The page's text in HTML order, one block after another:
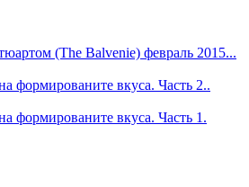
(The Balvenie) февраль 2015...
формированите вкуса. Часть 2..
формированите вкуса. Часть 1.